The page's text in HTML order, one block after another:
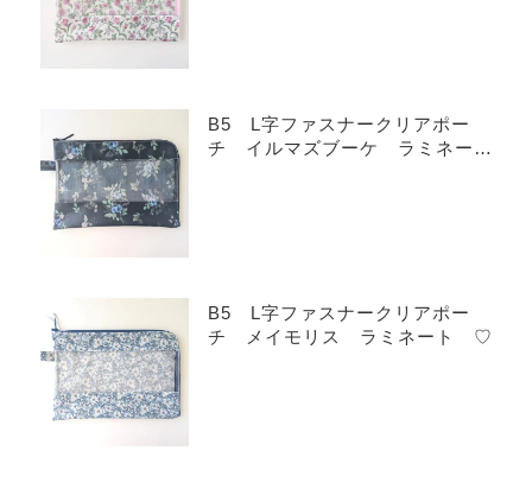
B5 L字ファスナークリアポー
チ イルマズブーケ ラミネー
B5 L字ファスナークリアポー
チ メイモリス ラミネート ♡